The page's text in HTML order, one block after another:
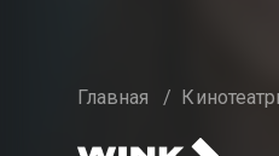
Главная /